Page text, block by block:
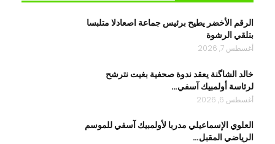
الرقم الأخضر يطيح برئيس جماعة اصعادلا متلبسا
بتلقي الرشوة
أغسطس 7, 2026
خالد الشاگنة يعقد ندوة صحفية بغيت نترشح
لرئاسة أولمبيك آسفي…
أغسطس 6, 2026
العلوي الإسماعيلي مدربا لأولمبيك آسفي للموسم
الرياضي المقبل…